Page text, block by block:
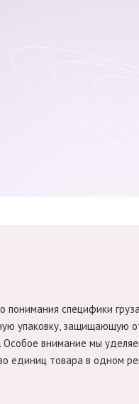
специфики
упаковку, защищающую
внимание мы
единиц товара в одном